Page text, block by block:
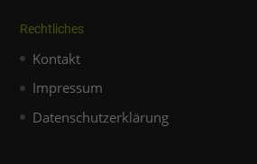
Rechtliches
Kontakt
Impressum
Datenschutzerklärung